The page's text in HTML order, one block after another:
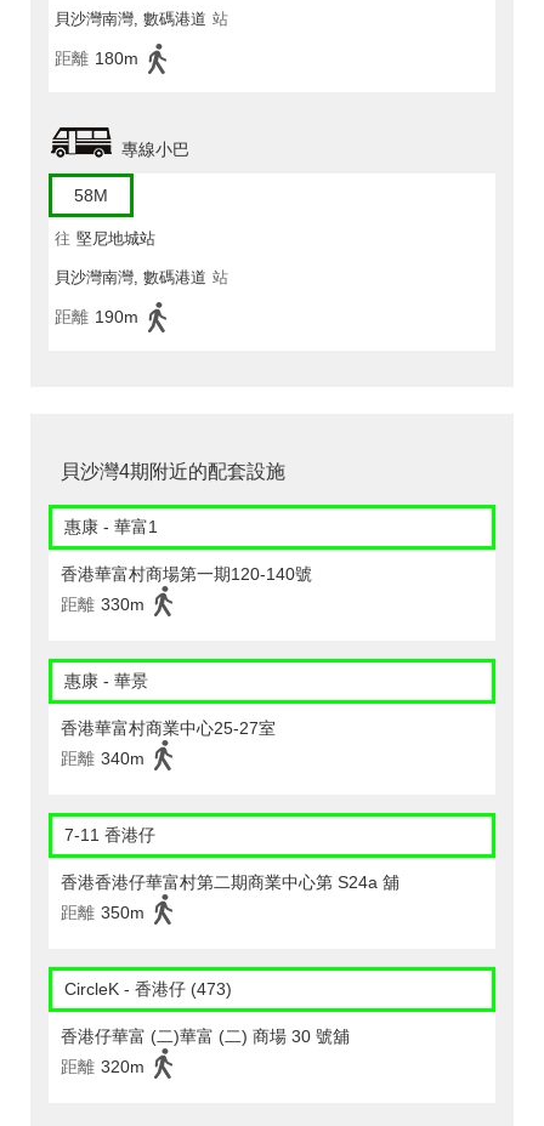
貝沙灣南灣, 數碼港道 站
距離 180m
專線小巴
58M
往 堅尼地城站
貝沙灣南灣, 數碼港道 站
距離 190m
貝沙灣4期附近的配套設施
惠康 - 華富1
香港華富村商場第一期120-140號
距離 330m
惠康 - 華景
香港華富村商業中心25-27室
距離 340m
7-11 香港仔
香港香港仔華富村第二期商業中心第 S24a 舖
距離 350m
CircleK - 香港仔 (473)
香港仔華富 (二)華富 (二) 商場 30 號舖
距離 320m